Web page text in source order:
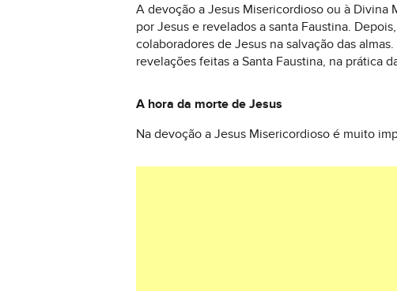
A devoção a Jesus Misericordioso ou à Divina
por Jesus e revelados a santa Faustina.
colaboradores de Jesus na salvação das
revelações feitas a Santa Faustina, na prática
A hora da morte de Jesus
Na devoção a Jesus Misericordioso é muito